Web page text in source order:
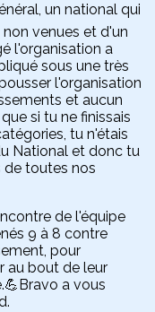
un national qui
venues et d'un
l'organisation a
sous une très
l'organisation
et aucun
si tu ne finissais
tu n'étais
National et donc tu
de toutes nos
de l'équipe
9 à 8 contre
pour
au bout de leur
a vous